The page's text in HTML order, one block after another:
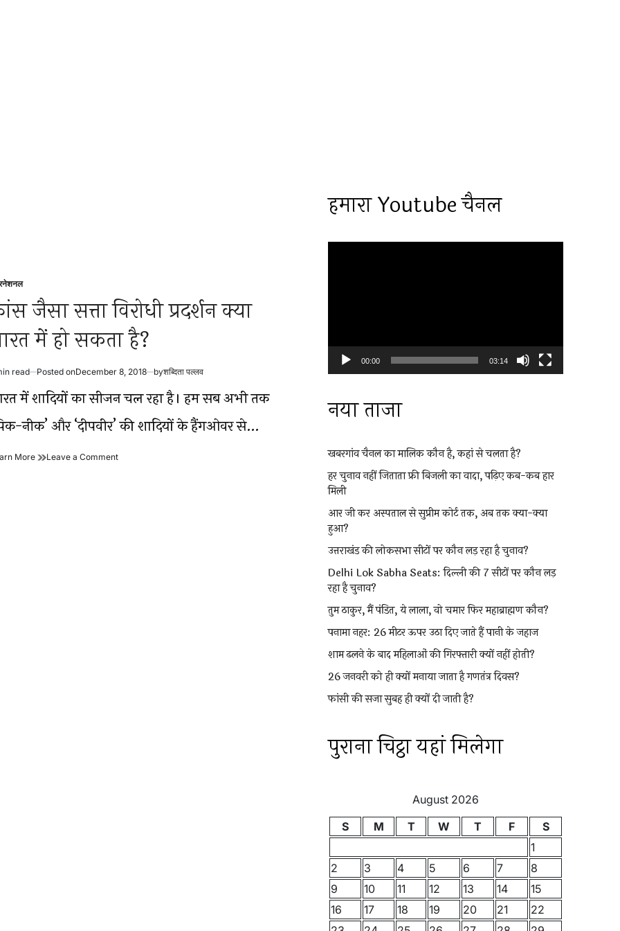
जैसा सत्ता विरोधी प्रदर्शन क्या
में हो सकता है?
read Posted onDecember 8, 2018 byशब्दिता पल्लव
में शादियों का सीजन चल रहा है। हम सब अभी तक
नीक’ और ‘दीपवीर’ की शादियों के हैंगओवर से…
More फ्रांसLeave a Commenton
हमारा Youtube चैनल
00:00 03:14
नया ताजा
खबरगांव चैनल का मालिक कौन है, कहां से चलता है?
हर चुनाव नहीं जिताता फ्री बिजली का वादा, पढ़िए कब-कब हार
मिली
आर जी कर अस्पताल से सुप्रीम कोर्ट तक, अब तक क्या-क्या
हुआ?
उत्तराखंड की लोकसभा सीटों पर कौन लड़ रहा है चुनाव?
Delhi Lok Sabha Seats: दिल्ली की 7 सीटों पर कौन लड़
रहा है चुनाव?
तुम ठाकुर, मैं पंडित, ये लाला, वो चमार फिर महाब्राह्मण कौन?
पनामा नहर: 26 मीटर ऊपर उठा दिए जाते हैं पानी के जहाज
शाम ढलने के बाद महिलाओं की गिरफ्तारी क्यों नहीं होती?
26 जनवरी को ही क्यों मनाया जाता है गणतंत्र दिवस?
फांसी की सजा सुबह ही क्यों दी जाती है?
पुराना चिट्ठा यहां मिलेगा
August 2026
S
M T W T F
S
1
2
3 4 5 6 7
8
9
10 11 12 13 14
15
16
17 18 19 20 21
22